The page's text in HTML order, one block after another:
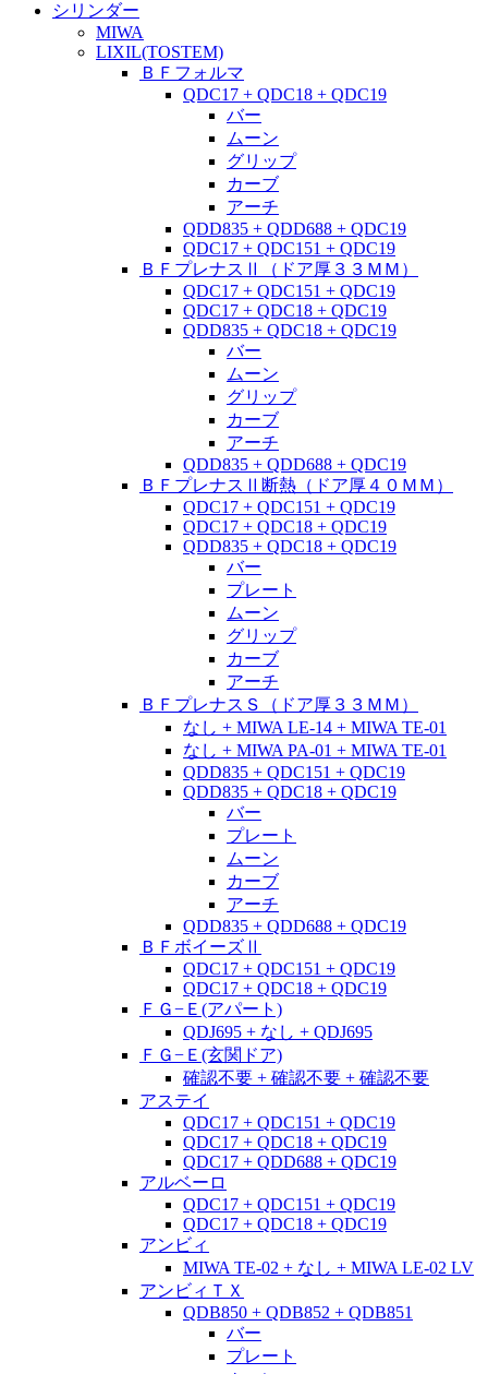
シリンダー
MIWA
LIXIL(TOSTEM)
ＢＦフォルマ
QDC17 + QDC18 + QDC19
バー
ムーン
グリップ
カーブ
アーチ
QDD835 + QDD688 + QDC19
QDC17 + QDC151 + QDC19
ＢＦプレナスⅡ（ドア厚３３ＭＭ）
QDC17 + QDC151 + QDC19
QDC17 + QDC18 + QDC19
QDD835 + QDC18 + QDC19
バー
ムーン
グリップ
カーブ
アーチ
QDD835 + QDD688 + QDC19
ＢＦプレナスⅡ断熱（ドア厚４０ＭＭ）
QDC17 + QDC151 + QDC19
QDC17 + QDC18 + QDC19
QDD835 + QDC18 + QDC19
バー
プレート
ムーン
グリップ
カーブ
アーチ
ＢＦプレナスＳ（ドア厚３３ＭＭ）
なし + MIWA LE-14 + MIWA TE-01
なし + MIWA PA-01 + MIWA TE-01
QDD835 + QDC151 + QDC19
QDD835 + QDC18 + QDC19
バー
プレート
ムーン
カーブ
アーチ
QDD835 + QDD688 + QDC19
ＢＦボイーズⅡ
QDC17 + QDC151 + QDC19
QDC17 + QDC18 + QDC19
ＦＧ−Ｅ(アパート)
QDJ695 + なし + QDJ695
ＦＧ−Ｅ(玄関ドア)
確認不要 + 確認不要 + 確認不要
アステイ
QDC17 + QDC151 + QDC19
QDC17 + QDC18 + QDC19
QDC17 + QDD688 + QDC19
アルベーロ
QDC17 + QDC151 + QDC19
QDC17 + QDC18 + QDC19
アンビィ
MIWA TE-02 + なし + MIWA LE-02 LV
アンビィＴＸ
QDB850 + QDB852 + QDB851
バー
プレート